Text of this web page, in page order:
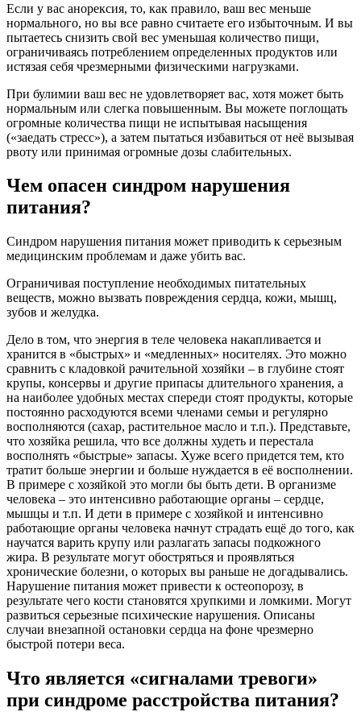
Если у вас анорексия, то, как правило, ваш вес меньше
нормального, но вы все равно считаете его избыточным. И вы
пытаетесь снизить свой вес уменьшая количество пищи,
ограничиваясь потреблением определенных продуктов или
истязая себя чрезмерными физическими нагрузками.
При булимии ваш вес не удовлетворяет вас, хотя может быть
нормальным или слегка повышенным. Вы можете поглощать
огромные количества пищи не испытывая насыщения
(«заедать стресс»), а затем пытаться избавиться от неё вызывая
рвоту или принимая огромные дозы слабительных.
Чем опасен синдром нарушения
питания?
Синдром нарушения питания может приводить к серьезным
медицинским проблемам и даже убить вас.
Ограничивая поступление необходимых питательных
веществ, можно вызвать повреждения сердца, кожи, мышц,
зубов и желудка.
Дело в том, что энергия в теле человека накапливается и
хранится в «быстрых» и «медленных» носителях. Это можно
сравнить с кладовкой рачительной хозяйки – в глубине стоят
крупы, консервы и другие припасы длительного хранения, а
на наиболее удобных местах спереди стоят продукты, которые
постоянно расходуются всеми членами семьи и регулярно
восполняются (сахар, растительное масло и т.п.). Представьте,
что хозяйка решила, что все должны худеть и перестала
восполнять «быстрые» запасы. Хуже всего придется тем, кто
тратит больше энергии и больше нуждается в её восполнении.
В примере с хозяйкой это могли бы быть дети. В организме
человека – это интенсивно работающие органы – сердце,
мышцы и т.п. И дети в примере с хозяйкой и интенсивно
работающие органы человека начнут страдать ещё до того, как
научатся варить крупу или разлагать запасы подкожного
жира. В результате могут обостряться и проявляться
хронические болезни, о которых вы раньше не догадывались.
Нарушение питания может привести к остеопорозу, в
результате чего кости становятся хрупкими и ломкими. Могут
развиться серьезные психические нарушения. Описаны
случаи внезапной остановки сердца на фоне чрезмерно
быстрой потери веса.
Что является «сигналами тревоги»
при синдроме расстройства питания?